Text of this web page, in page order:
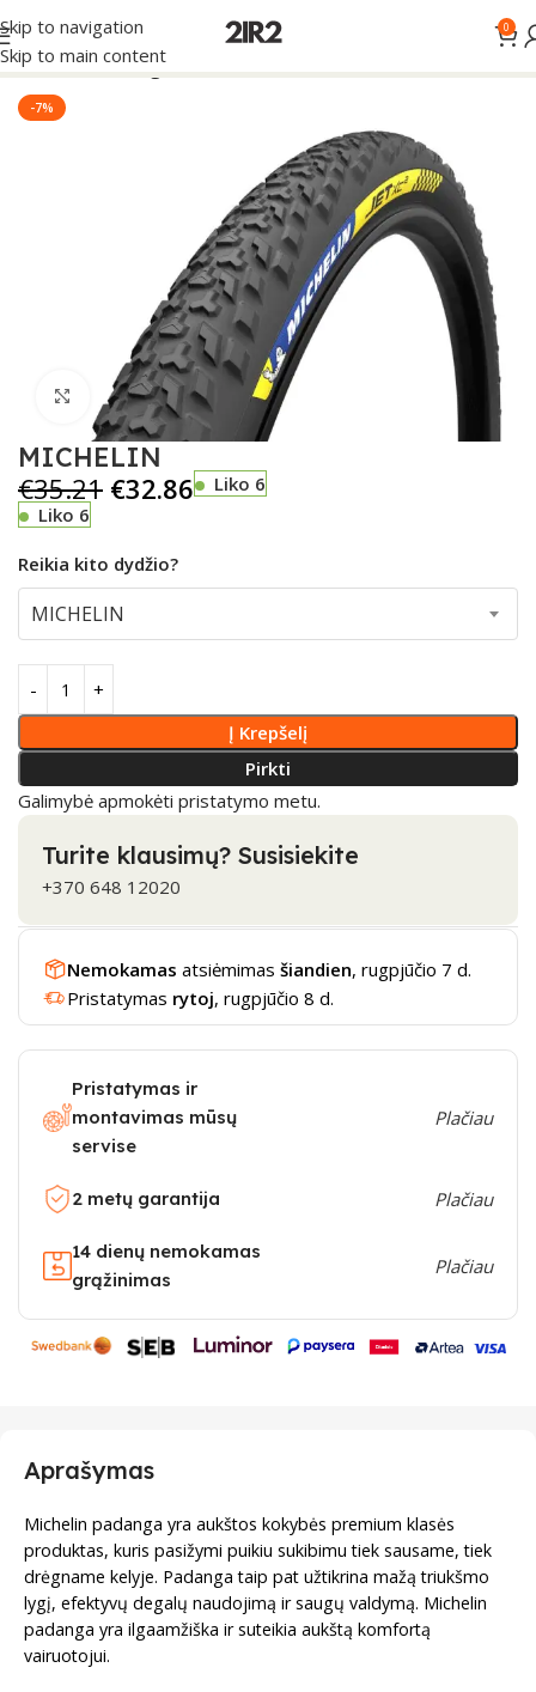
Skip to navigation
Skip to main content
0
Pradžia Uncategorized
-7%
Click to enlarge
MICHELIN
€35.21 €32.86
Liko 6
Liko 6
Reikia kito dydžio?
MICHELIN
Į Krepšelį
Pirkti
Galimybė apmokėti pristatymo metu.
Turite klausimų? Susisiekite
+370 648 12020
Nemokamas atsiėmimas šiandien, rugpjūčio 7 d.
Pristatymas rytoj, rugpjūčio 8 d.
Pristatymas ir
montavimas mūsų
servise
Plačiau
2 metų garantija Plačiau
14 dienų nemokamas
grąžinimas
Plačiau
Aprašymas
Michelin padanga yra aukštos kokybės premium klasės
produktas, kuris pasižymi puikiu sukibimu tiek sausame, tiek
drėgname kelyje. Padanga taip pat užtikrina mažą triukšmo
lygį, efektyvų degalų naudojimą ir saugų valdymą. Michelin
padanga yra ilgaamžiška ir suteikia aukštą komfortą
vairuotojui.